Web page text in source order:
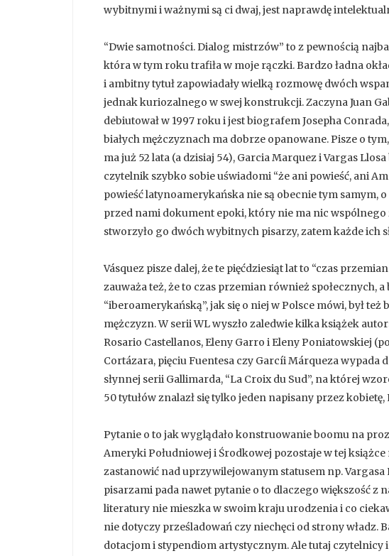
wybitnymi i ważnymi są ci dwaj, jest naprawdę
“Dwie samotności. Dialog mistrzów” to z pewnością
która w tym roku trafiła w moje rączki. Bardzo ładna
i ambitny tytuł zapowiadały wielką rozmowę dwóch
jednak kuriozalnego w swej konstrukcji. Zaczyna Juan
debiutował w 1997 roku i jest biografem Josepha
białych mężczyznach ma dobrze opanowane. Pisze o
ma już 52 lata (a dzisiaj 54), Garcia Marquez i Vargas
czytelnik szybko sobie uświadomi “że ani powieść, ani
powieść latynoamerykańska nie są obecnie tym samym,
przed nami dokument epoki, który nie ma nic wspólnego
stworzyło go dwóch wybitnych pisarzy, zatem każde ich
Vásquez pisze dalej, że te pięćdziesiąt lat to “czas
zauważa też, że to czas przemian również społecznych,
“iberoamerykańską”, jak się o niej w Polsce mówi, był
mężczyzn. W serii WL wyszło zaledwie kilka książek
Rosario Castellanos, Eleny Garro i Eleny Poniatowskiej
Cortázara, pięciu Fuentesa czy Garcíi Márqueza wypada
słynnej serii Gallimarda, “La Croix du Sud”, na której
50 tytułów znalazł się tylko jeden napisany przez kobietę,
Pytanie o to jak wyglądało konstruowanie boomu na
Ameryki Południowej i Środkowej pozostaje w tej
zastanowić nad uprzywilejowanym statusem np. Vargasa
pisarzami pada nawet pytanie o to dlaczego większość z
literatury nie mieszka w swoim kraju urodzenia i co
nie dotyczy prześladowań czy niechęci od strony władz.
dotacjom i stypendiom artystycznym. Ale tutaj czytelnicy